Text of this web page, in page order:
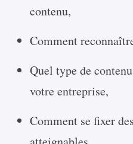
contenu,
Comment
Quel type de
votre entreprise,
Comment se fixer